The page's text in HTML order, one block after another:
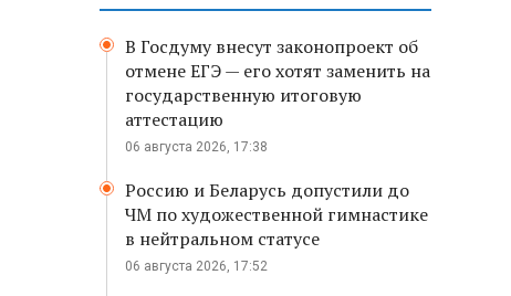
В Госдуму внесут законопроект об
отмене ЕГЭ — его хотят заменить на
государственную итоговую
аттестацию
06 августа 2026, 17:38
Россию и Беларусь допустили до
ЧМ по художественной гимнастике
в нейтральном статусе
06 августа 2026, 17:52